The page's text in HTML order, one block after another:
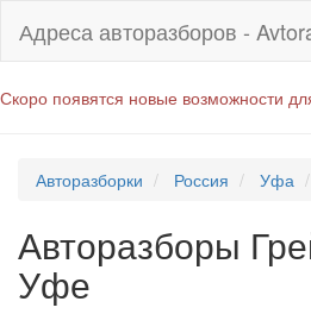
Адреса авторазборов -
Скоро появятся новые возможности
Авторазборки Россия Уфа
Авторазборы
Уфе